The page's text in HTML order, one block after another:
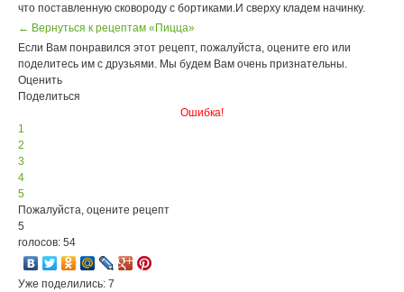
что поставленную сковороду с бортиками.И сверху кладем начинку.
← Вернуться к рецептам «Пицца»
Если Вам понравился этот рецепт, пожалуйста, оцените его или
поделитесь им с друзьями. Мы будем Вам очень признательны.
Оценить
Поделиться
Ошибка!
1
2
3
4
5
Пожалуйста, оцените рецепт
5
голосов: 54
Уже поделились: 7